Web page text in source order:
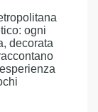
ogni
decorata